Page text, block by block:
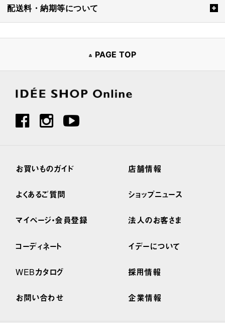
配送料・納期等について
PAGE TOP
お買いものガイド
よくあるご質問
マイページ・会員登録
コーディネート
WEBカタログ
お問い合わせ
店舗情報
ショップニュース
法人のお客さま
イデーについて
採用情報
企業情報